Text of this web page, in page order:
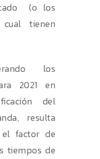
(o los
tienen
los
2021 en
del
resulta
el factor de
tiempos de